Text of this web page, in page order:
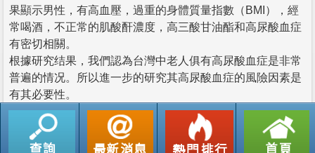
果顯示男性，有高血壓，過重的身體質量指數（BMI），經
常喝酒，不正常的肌酸酐濃度，高三酸甘油酯和高尿酸血症
有密切相關。
根據研究结果，我們認為台灣中老人俱有高尿酸血症是非常
普遍的情况。所以進一步的研究其高尿酸血症的風險因素是
有其必要性。
返回列表